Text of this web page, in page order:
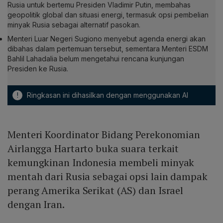
Rusia untuk bertemu Presiden Vladimir Putin, membahas
geopolitik global dan situasi energi, termasuk opsi pembelian
minyak Rusia sebagai alternatif pasokan.
Menteri Luar Negeri Sugiono menyebut agenda energi akan
dibahas dalam pertemuan tersebut, sementara Menteri ESDM
Bahlil Lahadalia belum mengetahui rencana kunjungan
Presiden ke Rusia.
! Ringkasan ini dihasilkan dengan menggunakan AI
Menteri Koordinator Bidang Perekonomian
Airlangga Hartarto buka suara terkait
kemungkinan Indonesia membeli minyak
mentah dari Rusia sebagai opsi lain dampak
perang Amerika Serikat (AS) dan Israel
dengan Iran.